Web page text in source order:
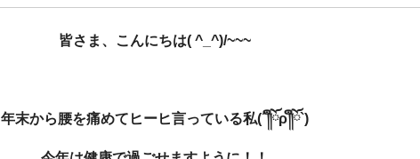
皆さま、こんにちは( ^_^)/~~~
年末から腰を痛めてヒーヒ言っている私(´༎ຶོρ༎ຶོ`)